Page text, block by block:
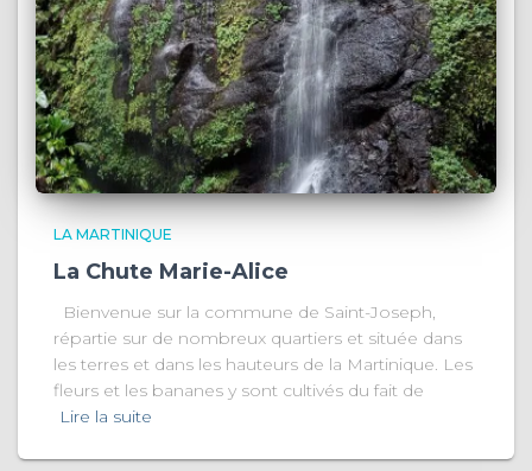
LA MARTINIQUE
La Chute Marie-Alice
Bienvenue sur la commune de Saint-Joseph,
répartie sur de nombreux quartiers et située dans
les terres et dans les hauteurs de la Martinique. Les
fleurs et les bananes y sont cultivés du fait de
Lire la suite